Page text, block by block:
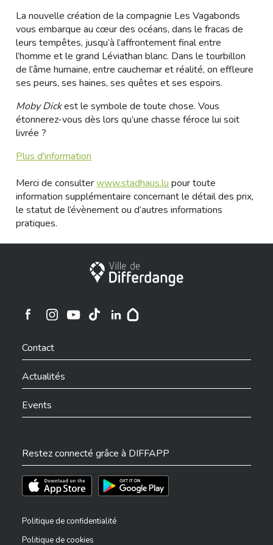
La nouvelle création de la compagnie Les Vagabonds
vous embarque au cœur des océans, dans le fracas de
leurs tempêtes, jusqu’à l’affrontement final entre
l’homme et le grand Léviathan blanc. Dans le tourbillon
de l’âme humaine, entre cauchemar et réalité, on effleure
ses peurs, ses haines, ses quêtes et ses espoirs.
Moby Dickest le symbole de toute chose. Vous
étonnerez-vous dès lors qu’une chasse féroce lui soit
livrée ?
Plus d'information
Merci de consulterwww.stadhaus.lu pour toute
information supplémentaire concernant le détail des prix,
le statut de l’évènement ou d’autres informations
pratiques.
Ville de Differdange
Ville de Differdange sur Instagram
Contact
Actualités
Events
Restez connecté grâce à DIFFAPP
Téléchargez l'app sur l'App StoreTéléchargez l'app sur Play Store
Politique de confidentialité
Politique de cookies